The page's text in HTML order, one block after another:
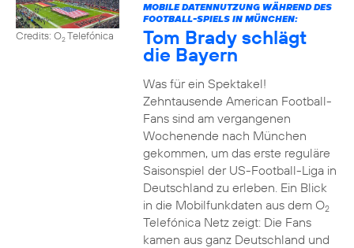
Credits: O2Telefónica
MOBILE DATENNUTZUNG WÄHREND DES
FOOTBALL-SPIELS IN MÜNCHEN:
Tom Brady schlägt
die Bayern
Was für ein Spektakel!
Zehntausende American Football-
Fans sind am vergangenen
Wochenende nach München
gekommen, um das erste reguläre
Saisonspiel der US-Football-Liga in
Deutschland zu erleben. Ein Blick
in die Mobilfunkdaten aus dem O2
Telefónica Netz zeigt: Die Fans
kamen aus ganz Deutschland und